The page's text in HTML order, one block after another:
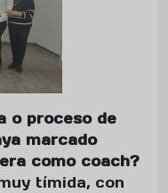
o proceso de
marcado
como coach?
tímida, con